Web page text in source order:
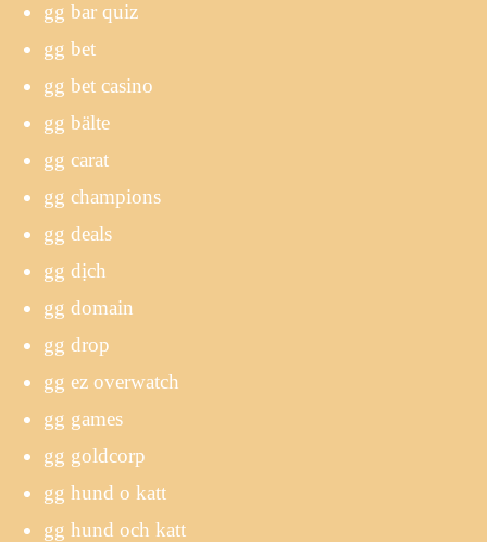
gg bar quiz
gg bet
gg bet casino
gg bälte
gg carat
gg champions
gg deals
gg dịch
gg domain
gg drop
gg ez overwatch
gg games
gg goldcorp
gg hund o katt
gg hund och katt